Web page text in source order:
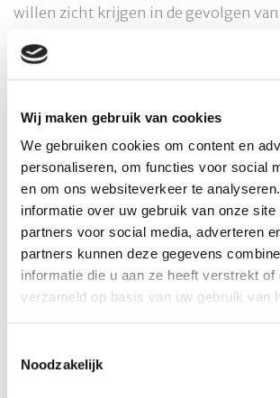
Wij maken gebruik van cookies
We gebruiken cookies om content en
personaliseren, om functies voor social
en om ons websiteverkeer te
informatie over uw gebruik van onze site
partners voor social media, adverteren
partners kunnen deze gegevens
informatie die u aan ze heeft verstrekt of
verzameld op basis van uw gebruik van
Noodzakelijk
willen zicht krijgen in de gevolgen
adviseren op de beweging van
onderwijs met name op de zij-
leerlingen, waarmee veel vmbo-
We weten dat de gevolgen voor veel
groot zijn, maar dit blijkt vaak niet uit
cijfers.
Om een goed beeld te krijgen is het
veel mogelijk mensen deelnemen
flitsonderzoek. Het SPV heeft de
om het onderzoek onder de aandacht
leden. Op dit moment staat de
flitsonderzoek vind je op
https://www.platformsvmbo.nl/